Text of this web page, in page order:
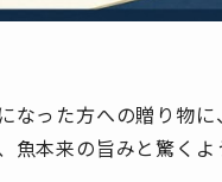
なった方への贈り物
魚本来の旨みと驚く